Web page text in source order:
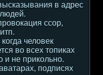
в адрес
ссор,
человек
во всех топиках
и не прикольно.
подписях